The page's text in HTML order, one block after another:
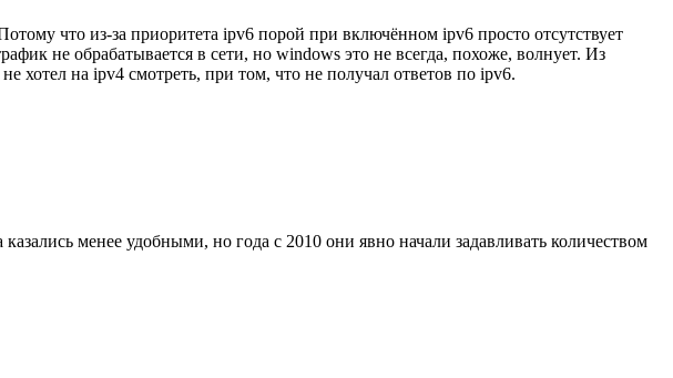
что из-за приоритета ipv6 порой при включённом ipv6 просто отсутствует
не обрабатывается в сети, но windows это не всегда, похоже, волнует. Из
на ipv4 смотреть, при том, что не получал ответов по ipv6.
менее удобными, но года с 2010 они явно начали задавливать количеством